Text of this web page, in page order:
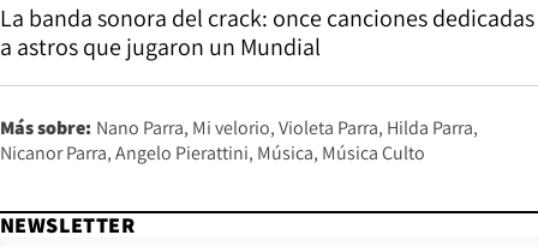
La banda sonora del crack: once canciones dedicadas
a astros que jugaron un Mundial
Más sobre: Nano Parra Mi velorio Violeta Parra Hilda Parra
Nicanor Parra Angelo Pierattini Música Música Culto
NEWSLETTER